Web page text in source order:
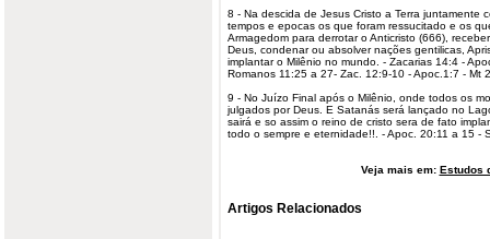
8 - Na descida de Jesus Cristo a Terra juntamente
tempos e epocas os que foram ressucitado e os
Armagedom para derrotar o Anticristo (666),
Deus, condenar ou absolver nações gentilicas,
implantar o Milênio no mundo. - Zacarias 14:4 -
Romanos 11:25 a 27- Zac. 12:9-10 - Apoc.1:7 - Mt
9 - No Juízo Final após o Milênio, onde todos os
julgados por Deus. E Satanás será lançado no
sairá e so assim o reino de cristo sera de fato
todo o sempre e eternidade!!. - Apoc. 20:11 a 15 -
Veja mais em: Estudos
Artigos Relacionados